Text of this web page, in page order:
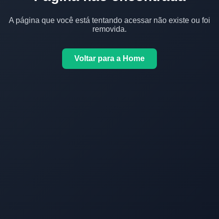
A página que você está tentando acessar não existe ou foi
removida.
Voltar para a Home